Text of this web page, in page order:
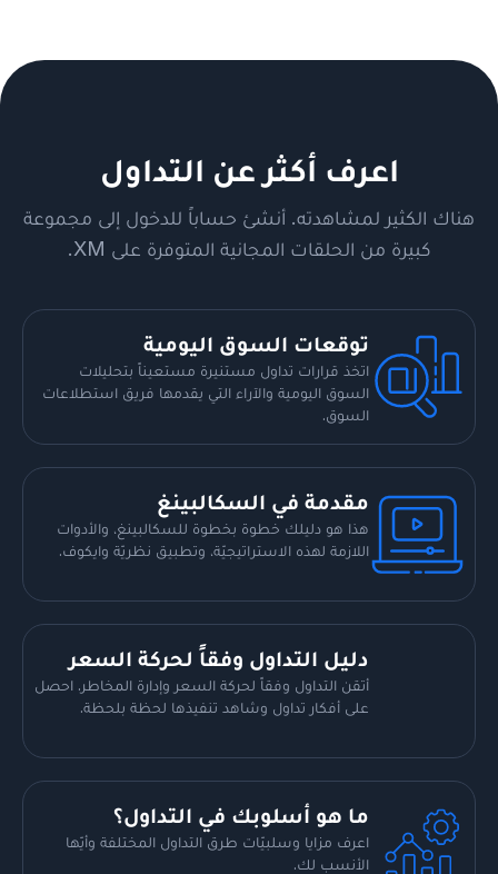
اعرف أكثر عن التداول
هناك الكثير لمشاهدته. أنشئ حساباً للدخول إلى مجموعة
كبيرة من الحلقات المجانية المتوفرة على XM.
توقعات السوق اليومية
اتخذ قرارات تداول مستنيرة مستعيناً بتحليلات
السوق اليومية والآراء التي يقدمها فريق استطلاعات
السوق.
مقدمة في السكالبينغ
هذا هو دليلك خطوة بخطوة للسكالبينغ، والأدوات
اللازمة لهذه الاستراتيجيّة، وتطبيق نظريّة وايكوف.
دليل التداول وفقاً لحركة السعر
أتقن التداول وفقاً لحركة السعر وإدارة المخاطر. احصل
على أفكار تداول وشاهد تنفيذها لحظة بلحظة.
ما هو أسلوبك في التداول؟
اعرف مزايا وسلبيّات طرق التداول المختلفة وأيّها
الأنسب لك.